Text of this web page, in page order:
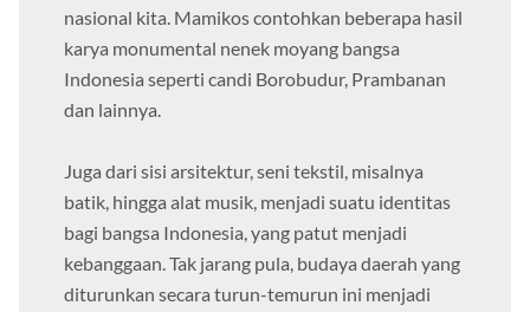
nasional kita. Mamikos contohkan beberapa hasil
karya monumental nenek moyang bangsa
Indonesia seperti candi Borobudur, Prambanan
dan lainnya.
Juga dari sisi arsitektur, seni tekstil, misalnya
batik, hingga alat musik, menjadi suatu identitas
bagi bangsa Indonesia, yang patut menjadi
kebanggaan. Tak jarang pula, budaya daerah yang
diturunkan secara turun-temurun ini menjadi